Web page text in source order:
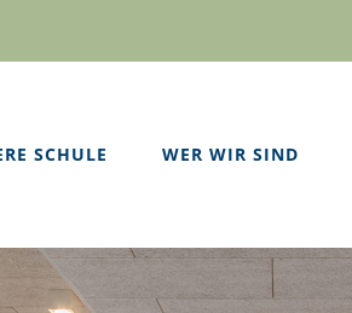
SCHULE WER WIR SIND